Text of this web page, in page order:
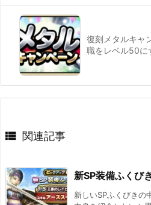
復刻メタルキャ
職をレベル50に
 関連記事
新SP装備ふくび
新しいSPふくびきの